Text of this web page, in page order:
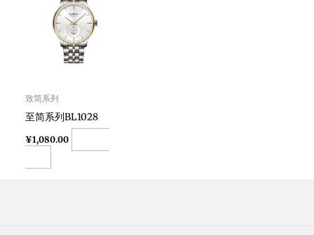
致简系列
至简系列BL1028
¥1,080.00